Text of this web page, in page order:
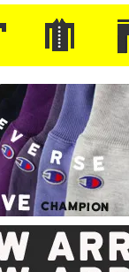
ツ
ツ
ーフ/ボーリング
・ラルフ/ブランド
・無地/チェック/ストラ
・ワーク/ミリタリー/ウ
・ネル/ウール ・ショ
・アウ
・ジー
・
・ミリ
・コー
・コッ
・オー
・ジャ
ン